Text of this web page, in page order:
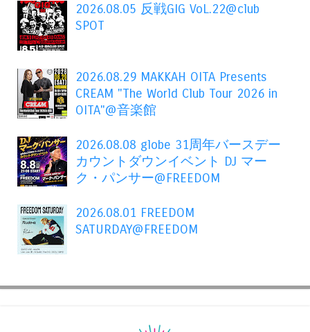
2026.08.05 反戦GIG VoL.22@club
SPOT
2026.08.29 MAKKAH OITA Presents
CREAM "The World Club Tour 2026 in
OITA"@音楽館
2026.08.08 globe 31周年バースデー
カウントダウンイベント DJ マー
ク・パンサー@FREEDOM
2026.08.01 FREEDOM
SATURDAY@FREEDOM